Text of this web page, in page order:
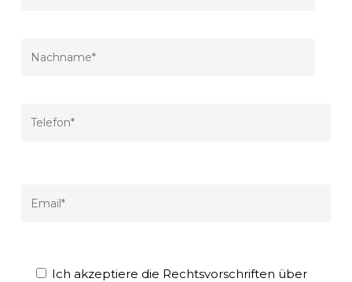
Ich akzeptiere die Rechtsvorschriften über